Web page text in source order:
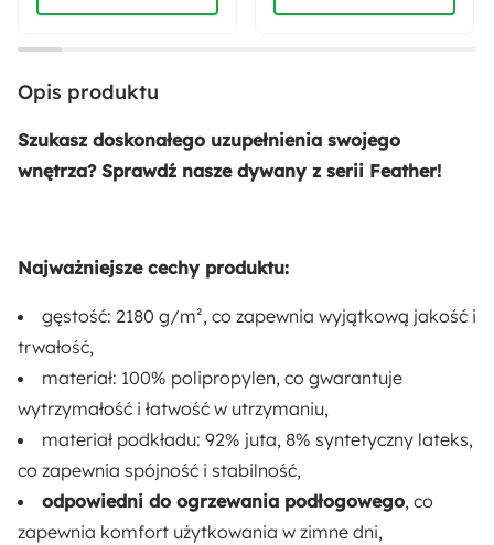
Skład tkaniny:
Polipropylen
Wysokość:
160 cm
Liczba sztuk w zestawie:
1
Styl:
Nowoczesny
Montaż:
Do samodzielnego montażu
Opis produktu
Szukasz doskonałego uzupełnienia swojego
wnętrza? Sprawdź nasze dywany z serii Feather!
Najważniejsze cechy produktu:
gęstość: 2180 g/m², co zapewnia wyjątkową jakość i
trwałość,
materiał: 100% polipropylen, co gwarantuje
wytrzymałość i łatwość w utrzymaniu,
materiał podkładu: 92% juta, 8% syntetyczny lateks,
co zapewnia spójność i stabilność,
odpowiedni do ogrzewania podłogowego, co
zapewnia komfort użytkowania w zimne dni,